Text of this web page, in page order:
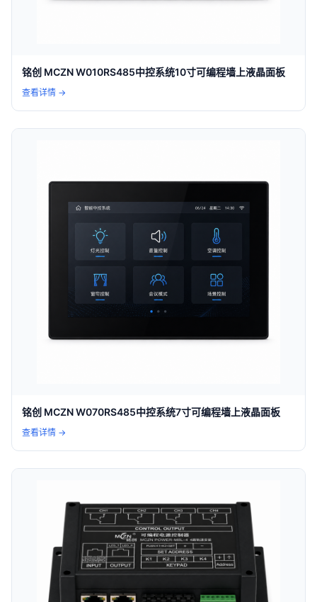
铭创 MCZN W010RS485中控系统10寸可编程墙上液晶面板
查看详情 →
铭创 MCZN W070RS485中控系统7寸可编程墙上液晶面板
查看详情 →